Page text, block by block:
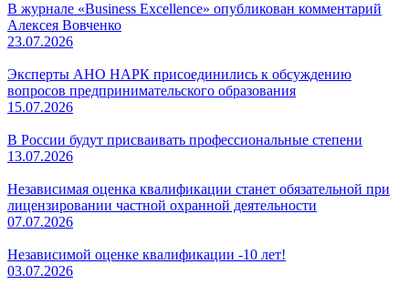
В журнале «Business Excellence» опубликован комментарий
Алексея Вовченко
23.07.2026
Эксперты АНО НАРК присоединились к обсуждению
вопросов предпринимательского образования
15.07.2026
В России будут присваивать профессиональные степени
13.07.2026
Независимая оценка квалификации станет обязательной при
лицензировании частной охранной деятельности
07.07.2026
Независимой оценке квалификации -10 лет!
03.07.2026